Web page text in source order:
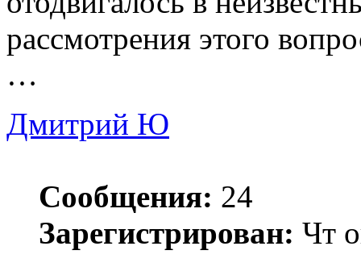
рассмотрения этого
…
Дмитрий Ю
Сообщения: 24
Зарегистрирован: Чт